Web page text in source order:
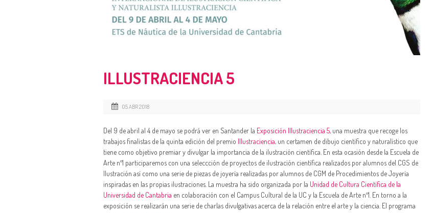
ILLUSTRACIENCIA 5
05 ABR 2018
Del 9 de abril al 4 de mayo se podrá ver en Santander la Exposición Illustraciencia 5, una muestra que recoge los
trabajos finalistas de la quinta edición del premio Illustraciencia, un certamen de dibujo científico y naturalístico que
tiene como objetivo premiar y divulgar la importancia de la ilustración científica. En esta ocasión desde la Escuela de
Arte nº1 participaremos con una seleccción de proyectos de ilustración científica realizados por alumnos del CGS de
Ilustración así como una serie de piezas de joyería realizadas por alumnos de CGM de Procedimientos de Joyería
inspiradas en las propias ilustraciones. La muestra ha sido organizada por la Unidad de Cultura Científica de la
Universidad de Cantabria en colaboración con el Campus Cultural de la UC y la Escuela de Arte nº1. En torno a la
exposición se realizarán una serie de charlas divulgativas acerca de la relación entre el arte y la ciencia. El programa